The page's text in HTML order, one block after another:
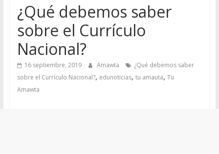
¿Qué debemos saber
sobre el Currículo
Nacional?
16 septiembre, 2019 Amawta
¿Qué debemos saber
sobre el Currículo Nacional?, edunoticias, tu amauta, Tu
Amawta